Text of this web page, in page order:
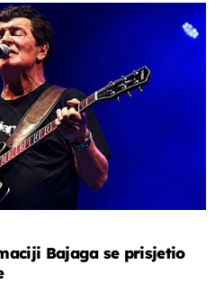
Bajaga se prisjetio